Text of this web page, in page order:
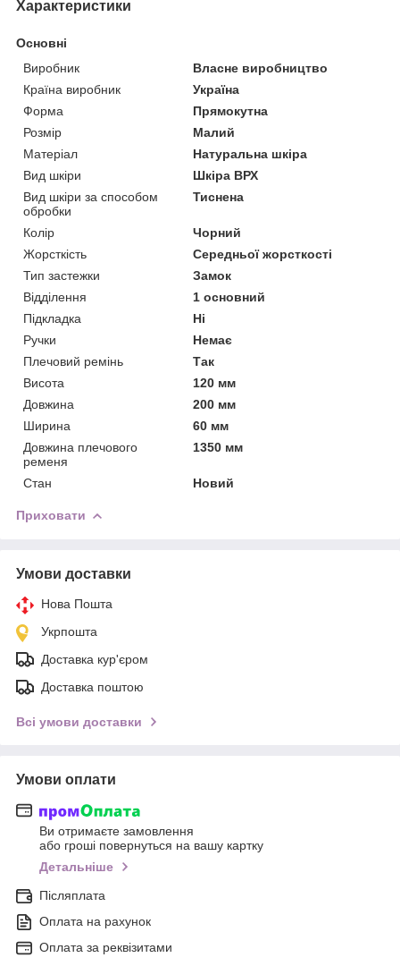
Характеристики
Основні
Виробник
Власне виробництво
Країна виробник
Україна
Форма
Прямокутна
Розмір
Малий
Матеріал
Натуральна шкіра
Вид шкіри
Шкіра ВРХ
Вид шкіри за способом
обробки
Тиснена
Колір
Чорний
Жорсткість
Середньої жорсткості
Тип застежки
Замок
Відділення
1 основний
Підкладка
Ні
Ручки
Немає
Плечовий ремінь
Так
Висота
120 мм
Довжина
200 мм
Ширина
60 мм
Довжина плечового
ременя
1350 мм
Стан Новий
Приховати
Умови доставки
Нова Пошта
Укрпошта
Доставка кур'єром
Доставка поштою
Всі умови доставки
Умови оплати
Ви отримаєте замовлення
або гроші повернуться на вашу картку
Детальніше
Післяплата
Оплата на рахунок
Оплата за реквізитами